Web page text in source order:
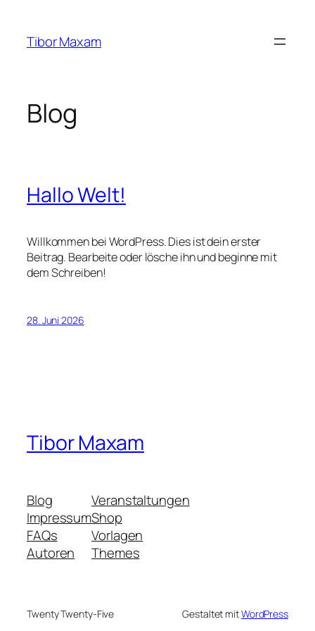
springen
Tibor Maxam
Blog
Hallo Welt!
Willkommen bei WordPress. Dies ist dein erster
Beitrag. Bearbeite oder lösche ihn und beginne mit
dem Schreiben!
28. Juni 2026
Tibor Maxam
Blog
Impressum
FAQs
Autoren
Veranstaltungen
Shop
Vorlagen
Themes
Twenty Twenty-Five Gestaltet mitWordPress